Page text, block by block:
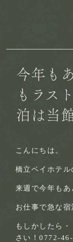
今年も
もラス
泊は当
こんにちは。
橋立ベイホテル
来週で今年も
お仕事で急な宿
もしかしたら
さい！0772-46-